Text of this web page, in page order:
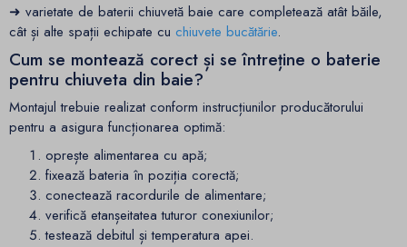
➜ varietate de baterii chiuvetă baie care completează atât băile,
cât și alte spații echipate cu chiuvete bucătărie.
Cum se montează corect și se întreține o baterie
pentru chiuveta din baie?
Montajul trebuie realizat conform instrucțiunilor producătorului
pentru a asigura funcționarea optimă:
oprește alimentarea cu apă;
fixează bateria în poziția corectă;
conectează racordurile de alimentare;
verifică etanșeitatea tuturor conexiunilor;
testează debitul și temperatura apei.